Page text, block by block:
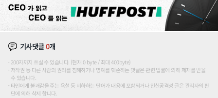
기사댓글0개
200자까지 쓰실 수 있습니다. (현재 0 byte / 최대 400byte)
저작권 등 다른 사람의 권리를 침해하거나 명예를 훼손하는 댓글은 관련 법률에 의해 제재를 받을
수 있습니다.
타인에게 불쾌감을 주는 욕설 등 비하하는 단어가 내용에 포함되거나 인신공격성 글은 관리자의 판
단에 의해 삭제 합니다.